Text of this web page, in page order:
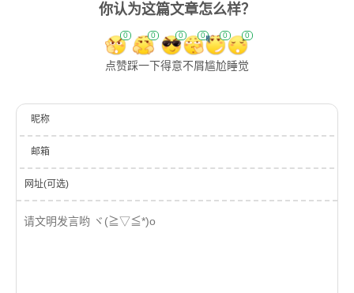
你认为这篇文章怎么样？
0
点赞
0
踩一下
0
得意
0
不屑
0
尴尬
0
睡觉
昵称
邮箱
网址(可选)